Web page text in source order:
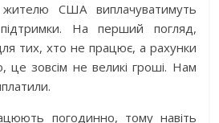
жителю США виплачуватимуть
На перший погляд,
тих, хто не працює, а рахунки
це зовсім не великі гроші. Нам
погодинно, тому навіть